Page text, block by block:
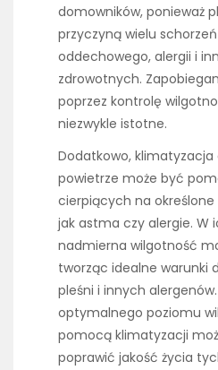
domowników, ponieważ
przyczyną wielu schorzeń
oddechowego, alergii i
zdrowotnych.
poprzez kontrolę
niezwykle istotne.
Dodatkowo, klimatyzacja
powietrze może być
cierpiących na określone
jak astma czy alergie. W
nadmierna wilgotność
tworząc idealne warunki
pleśni i innych
optymalnego poziomu
pomocą klimatyzacji
poprawić jakość życia